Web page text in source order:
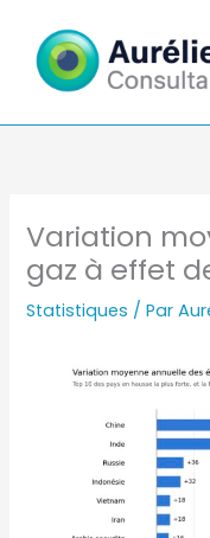
contenu
Variation
gaz à effet
Statistiques / Par